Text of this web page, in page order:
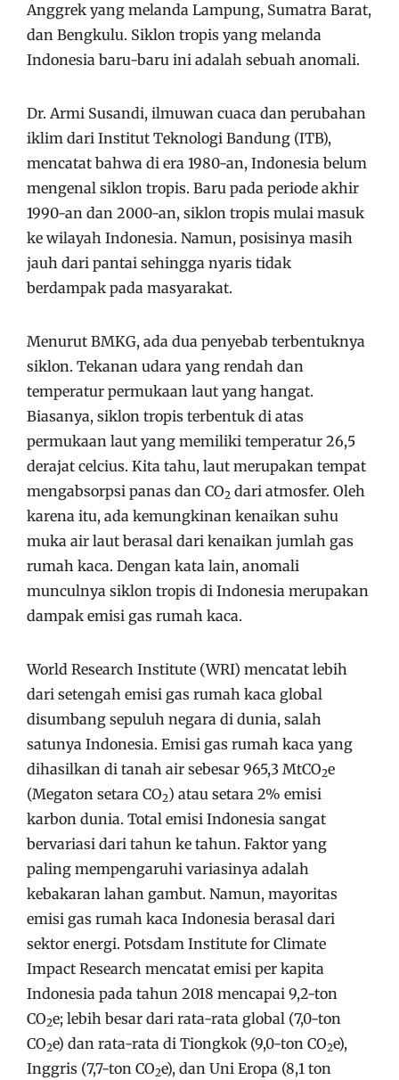
Anggrek yang melanda Lampung, Sumatra Barat,
dan Bengkulu. Siklon tropis yang melanda
Indonesia baru-baru ini adalah sebuah anomali.
Dr. Armi Susandi, ilmuwan cuaca dan perubahan
iklim dari Institut Teknologi Bandung (ITB),
mencatat bahwa di era 1980-an, Indonesia belum
mengenal siklon tropis. Baru pada periode akhir
1990-an dan 2000-an, siklon tropis mulai masuk
ke wilayah Indonesia. Namun, posisinya masih
jauh dari pantai sehingga nyaris tidak
berdampak pada masyarakat.
Menurut BMKG, ada dua penyebab terbentuknya
siklon. Tekanan udara yang rendah dan
temperatur permukaan laut yang hangat.
Biasanya, siklon tropis terbentuk di atas
permukaan laut yang memiliki temperatur 26,5
derajat celcius. Kita tahu, laut merupakan tempat
mengabsorpsi panas dan CO2 dari atmosfer. Oleh
karena itu, ada kemungkinan kenaikan suhu
muka air laut berasal dari kenaikan jumlah gas
rumah kaca. Dengan kata lain, anomali
munculnya siklon tropis di Indonesia merupakan
dampak emisi gas rumah kaca.
World Research Institute (WRI) mencatat lebih
dari setengah emisi gas rumah kaca global
disumbang sepuluh negara di dunia, salah
satunya Indonesia. Emisi gas rumah kaca yang
dihasilkan di tanah air sebesar 965,3 MtCO2e
(Megaton setara CO2) atau setara 2% emisi
karbon dunia. Total emisi Indonesia sangat
bervariasi dari tahun ke tahun. Faktor yang
paling mempengaruhi variasinya adalah
kebakaran lahan gambut. Namun, mayoritas
emisi gas rumah kaca Indonesia berasal dari
sektor energi. Potsdam Institute for Climate
Impact Research mencatat emisi per kapita
Indonesia pada tahun 2018 mencapai 9,2-ton
CO2e; lebih besar dari rata-rata global (7,0-ton
CO2e) dan rata-rata di Tiongkok (9,0-ton CO2e),
Inggris (7,7-ton CO2e), dan Uni Eropa (8,1 ton